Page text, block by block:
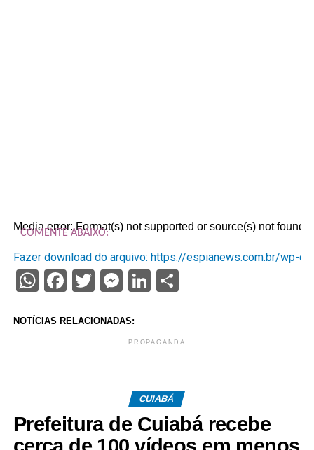
Media error: Format(s) not supported or source(s) not found
Fazer download do arquivo: https://espianews.com.br/wp-
00:00
COMENTE ABAIXO:
WhatsApp
Facebook
Twitter
Messenger
LinkedIn
Share
NOTÍCIAS RELACIONADAS:
PROPAGANDA
CUIABÁ
Prefeitura de Cuiabá recebe